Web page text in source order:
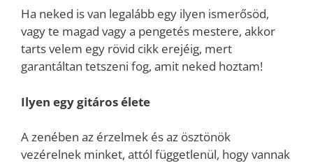
Ha neked is van legalább egy ilyen ismerősöd,
vagy te magad vagy a pengetés mestere, akkor
tarts velem egy rövid cikk erejéig, mert
garantáltan tetszeni fog, amit neked hoztam!
Ilyen egy gitáros élete
A zenében az érzelmek és az ösztönök
vezérelnek minket, attól függetlenül, hogy vannak